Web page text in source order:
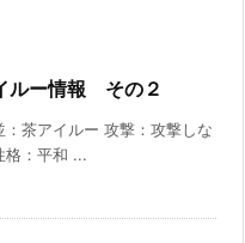
ルー情報 その２
茶アイルー 攻撃：攻撃しな
格：平和 ...